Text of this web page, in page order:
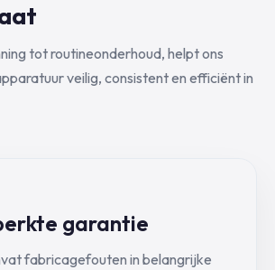
tot routineonderhoud, helpt ons
veilig, consistent en efficiënt in
garantie
fabricagefouten in belangrijke